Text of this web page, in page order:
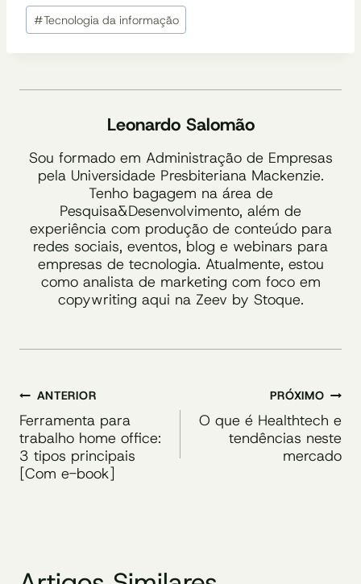
Tags
do
#Tecnologia da informação
Leonardo Salomão
Sou formado em Administração de Empresas
pela Universidade Presbiteriana Mackenzie.
Tenho bagagem na área de
Pesquisa&Desenvolvimento, além de
experiência com produção de conteúdo para
redes sociais, eventos, blog e webinars para
empresas de tecnologia. Atualmente, estou
como analista de marketing com foco em
copywriting aqui na Zeev by Stoque.
Navegação
de
Post
ANTERIOR
Ferramenta para
trabalho home office:
3 tipos principais
[Com e-book]
PRÓXIMO
O que é Healthtech e
tendências neste
mercado